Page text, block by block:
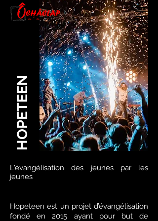
HOPETEEN
L'évangélisation des jeunes par les
jeunes
Hopeteen est un projet d’évangélisation
fondé en 2015 ayant pour but de